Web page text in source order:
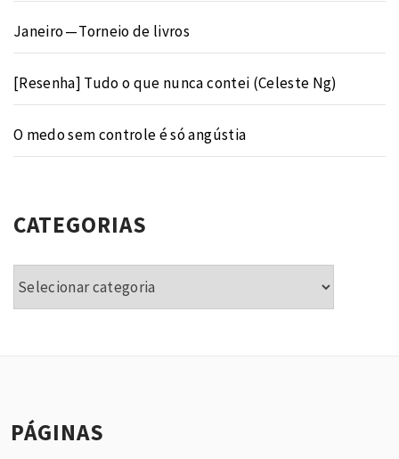
Janeiro — Torneio de livros
[Resenha] Tudo o que nunca contei (Celeste Ng)
O medo sem controle é só angústia
CATEGORIAS
PÁGINAS